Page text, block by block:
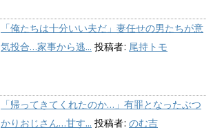
「俺たちは十分いい夫だ」妻任せの男たちが意
気投合…家事から逃... 投稿者: 尾持トモ
「帰ってきてくれたのか…」有罪となったぶつ
かりおじさん…甘す... 投稿者: のむ吉